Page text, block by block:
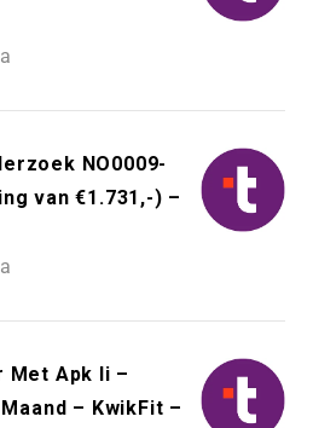
NO0009-
van €1.731,-) –
Met Apk Ii –
– KwikFit –